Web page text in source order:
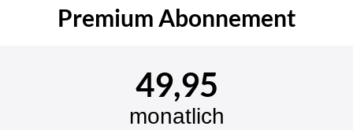
Premium Abonnement
49,95
monatlich